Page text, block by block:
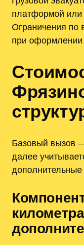
платформой
Ограничения по
при оформлении
Базовый вызов
далее
дополнительные